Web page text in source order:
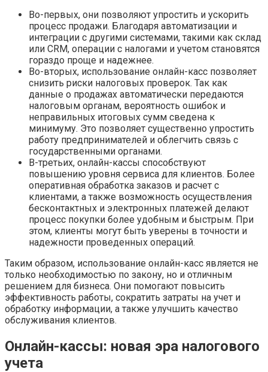
Во-первых, они позволяют упростить и ускорить
процесс продажи. Благодаря автоматизации и
интеграции с другими системами, такими как склад
или CRM, операции с налогами и учетом становятся
гораздо проще и надежнее.
Во-вторых, использование онлайн-касс позволяет
снизить риски налоговых проверок. Так как
данные о продажах автоматически передаются
налоговым органам, вероятность ошибок и
неправильных итоговых сумм сведена к
минимуму. Это позволяет существенно упростить
работу предпринимателей и облегчить связь с
государственными органами.
В-третьих, онлайн-кассы способствуют
повышению уровня сервиса для клиентов. Более
оперативная обработка заказов и расчет с
клиентами, а также возможность осуществления
бесконтактных и электронных платежей делают
процесс покупки более удобным и быстрым. При
этом, клиенты могут быть уверены в точности и
надежности проведенных операций.
Таким образом, использование онлайн-касс является не
только необходимостью по закону, но и отличным
решением для бизнеса. Они помогают повысить
эффективность работы, сократить затраты на учет и
обработку информации, а также улучшить качество
обслуживания клиентов.
Онлайн-кассы: новая эра налогового
учета